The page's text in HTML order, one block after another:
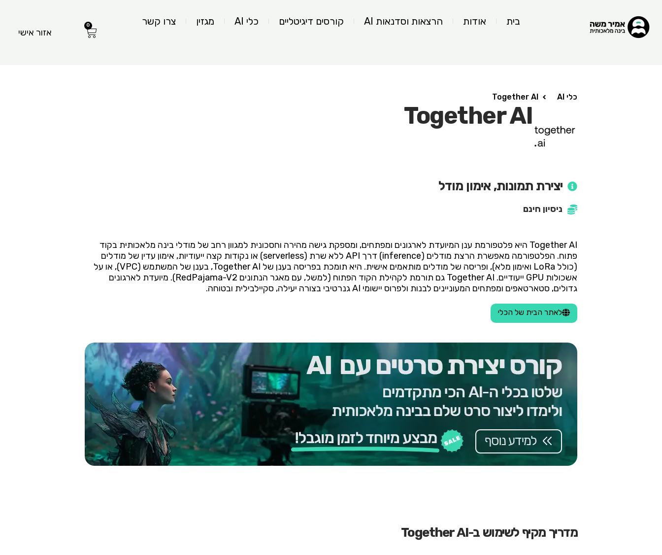
בית אודות הרצאות וסדנאות AI קורסים דיגיטליים כלי AI מגזין צרו קשר 0עגלת אזור אישי
כלי AI Together AI
Together AI
יצירת תמונות, אימון מודל
ניסיון חינם
Together AI היא פלטפורמת ענן המיועדת לארגונים ומפתחים, ומספקת גישה מהירה וחסכונית למגוון רחב של מודלי בינה מלאכותית בקוד
פתוח. הפלטפורמה מאפשרת הרצת מודלים (inference) דרך API ללא שרת (serverless) או נקודות קצה ייעודיות, אימון עדין של מודלים
(כולל LoRa ואימון מלא), ופריסה של מודלים מותאמים אישית. היא תומכת בפריסה בענן של Together AI, בענן של המשתמש (VPC), או על
אשכולות GPU ייעודיים. Together AI גם תורמת לקהילת הקוד הפתוח (למשל, עם מאגר הנתונים RedPajama-V2). מיועדת לארגונים
גדולים, סטארטאפים ומפתחים המעוניינים לבנות ולפרוס יישומי AI גנרטיבי בצורה יעילה, סקיילבילית ובטוחה.
לאתר הבית של הכלי
מדריך מקיף לשימוש ב-Together AI